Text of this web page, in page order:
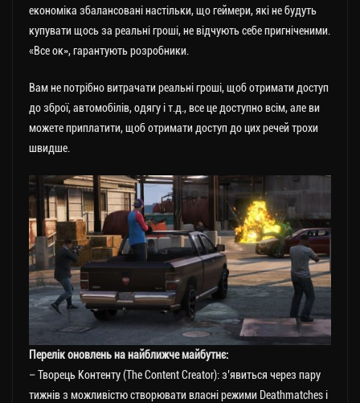
економіка збалансовані настільки, що геймери, які не будуть
купувати щось за реальні гроші, не відчують себе пригніченими.
«Все ок», гарантують розробники.
Вам не потрібно витрачати реальні гроші, щоб отримати доступ
до зброї, автомобілів, одягу і т.д., все це доступно всім, але ви
можете приплатити, щоб отримати доступ до цих речей трохи
швидше.
Перелік оновлень на найближче майбутнє:
– Творець Контенту (The Content Creator): з’явиться через пару
тижнів з можливістю створювати власні режими Deathmatches і